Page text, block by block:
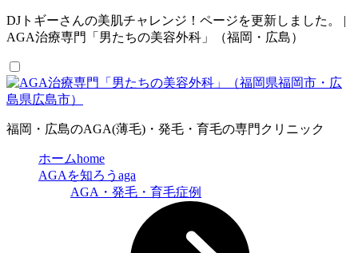
DJトギーさんの美肌チャレンジ！ページを更新しました。 |
AGA治療専門「男たちの美容外科」（福岡・広島）
福岡・広島のAGA(薄毛)・発毛・育毛の専門クリニック
ホームhome
AGAを知ろう aga
AGA・発毛・育毛症例